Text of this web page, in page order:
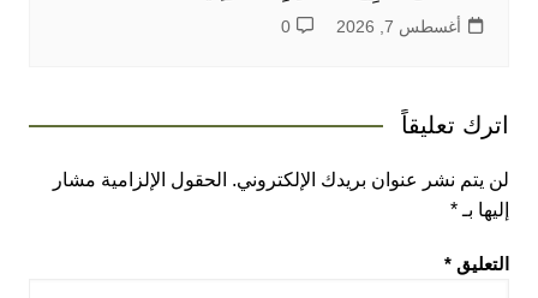
أغسطس 7, 2026 0
اترك تعليقاً
لن يتم نشر عنوان بريدك الإلكتروني. الحقول الإلزامية مشار
إليها بـ *
التعليق *